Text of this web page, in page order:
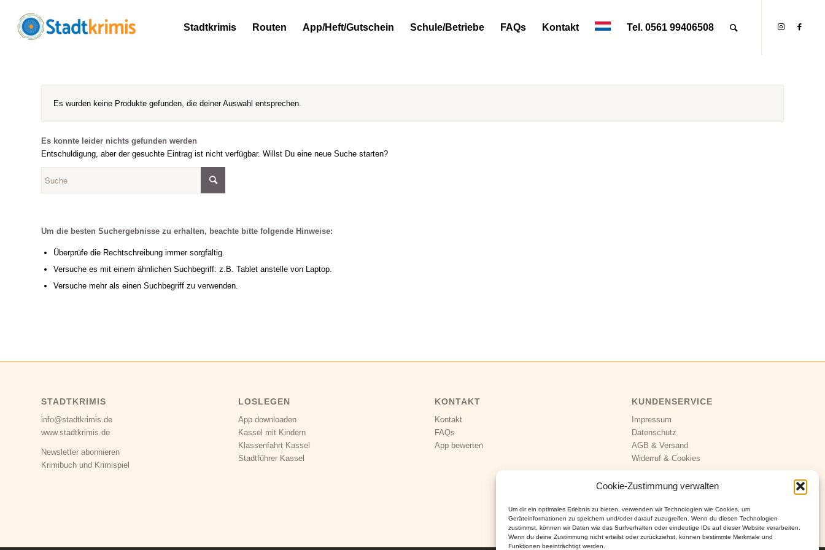
Cookie-Zustimmung verwalten
Um dir ein optimales Erlebnis zu bieten, verwenden wir Technologien wie Cookies, um
Geräteinformationen zu speichern und/oder darauf zuzugreifen. Wenn du diesen Technologien
zustimmst, können wir Daten wie das Surfverhalten oder eindeutige IDs auf dieser Website verarbeiten.
Wenn du deine Zustimmung nicht erteilst oder zurückziehst, können bestimmte Merkmale und
Funktionen beeinträchtigt werden.
Stadtkrimis Routen App/Heft/Gutschein Schule/Betriebe FAQs Kontakt Tel. 0561 99406508
Es wurden keine Produkte gefunden, die deiner Auswahl entsprechen.
Es konnte leider nichts gefunden werden
Entschuldigung, aber der gesuchte Eintrag ist nicht verfügbar. Willst Du eine neue Suche starten?
Um die besten Suchergebnisse zu erhalten, beachte bitte folgende Hinweise:
Überprüfe die Rechtschreibung immer sorgfältig.
Versuche es mit einem ähnlichen Suchbegriff: z.B. Tablet anstelle von Laptop.
Versuche mehr als einen Suchbegriff zu verwenden.
STADTKRIMIS
info@stadtkrimis.de
www.stadtkrimis.de
Newsletter abonnieren
Krimibuch und Krimispiel
LOSLEGEN
App downloaden
Kassel mit Kindern
Klassenfahrt Kassel
Stadtführer Kassel
KONTAKT
Kontakt
FAQs
App bewerten
KUNDENSERVICE
Impressum
Datenschutz
AGB & Versand
Widerruf& Cookies